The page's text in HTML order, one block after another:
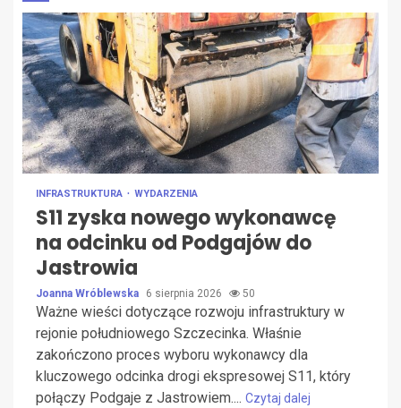
INFRASTRUKTURA WYDARZENIA
S11 zyska nowego wykonawcę
na odcinku od Podgajów do
Jastrowia
Joanna Wróblewska 6 sierpnia 2026 50
Ważne wieści dotyczące rozwoju infrastruktury w
rejonie południowego Szczecinka. Właśnie
zakończono proces wyboru wykonawcy dla
kluczowego odcinka drogi ekspresowej S11, który
połączy Podgaje z Jastrowiem.... Czytaj dalej